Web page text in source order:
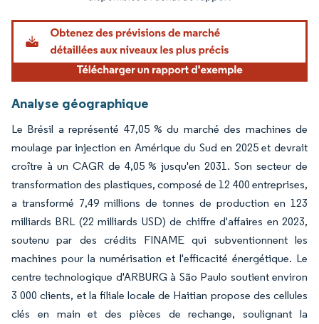
Analyse géographique
Le Brésil a représenté 47,05 % du marché des machines de
moulage par injection en Amérique du Sud en 2025 et devrait
croître à un CAGR de 4,05 % jusqu'en 2031. Son secteur de
transformation des plastiques, composé de 12 400 entreprises,
a transformé 7,49 millions de tonnes de production en 123
milliards BRL (22 milliards USD) de chiffre d'affaires en 2023,
soutenu par des crédits FINAME qui subventionnent les
machines pour la numérisation et l'efficacité énergétique. Le
centre technologique d'ARBURG à São Paulo soutient environ
3 000 clients, et la filiale locale de Haitian propose des cellules
clés en main et des pièces de rechange, soulignant la